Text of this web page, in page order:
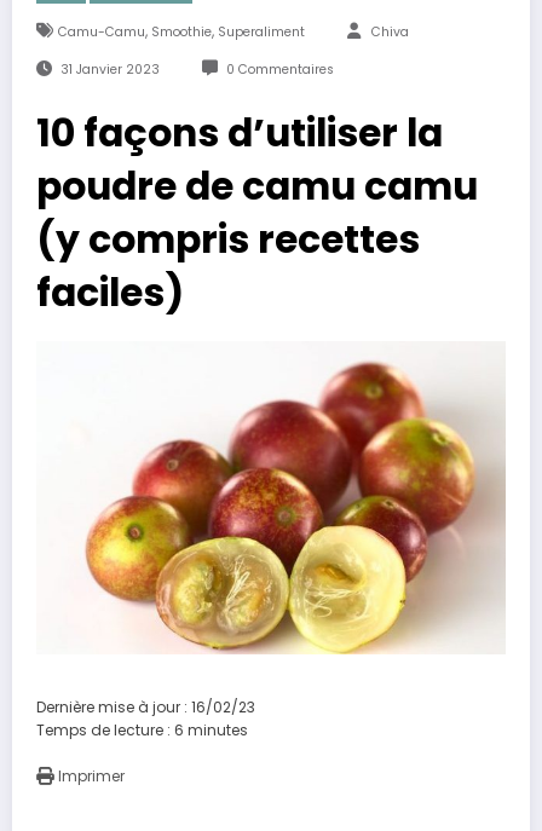
Camu-Camu, Smoothie, Superaliment Chiva
31 Janvier 2023 0 Commentaires
10 façons d’utiliser la
poudre de camu camu
(y compris recettes
faciles)
Dernière mise à jour : 16/02/23
Temps de lecture : 6 minutes
Imprimer